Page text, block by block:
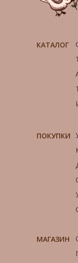
МАГАЗИН
ПОКУПКИ
КАТАЛОГ